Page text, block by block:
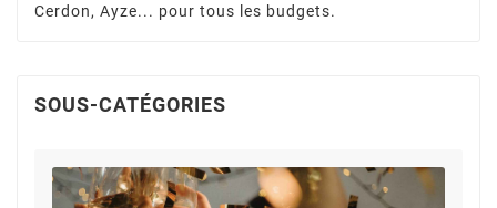
Cerdon, Ayze... pour tous les budgets.
SOUS-CATÉGORIES